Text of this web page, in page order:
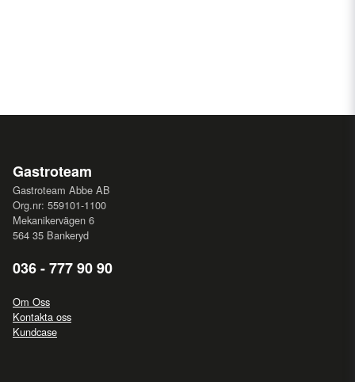
Gastroteam
Gastroteam Abbe AB
Org.nr: 559101-1100
Mekanikervägen 6
564 35 Bankeryd
036 - 777 90 90
Om Oss
Kontakta oss
Kundcase